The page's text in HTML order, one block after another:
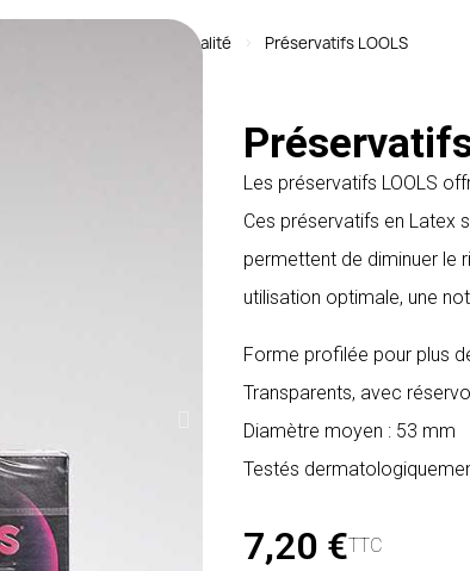
Éducation à la sexualité Préservatifs LOOLS
Les préservatifs LOOLS
Ces préservatifs en Latex
permettent de diminuer le
utilisation optimale, une
Forme profilée pour plus
Transparents, avec
Diamètre moyen : 53 mm
Testés
7,20 €TTC